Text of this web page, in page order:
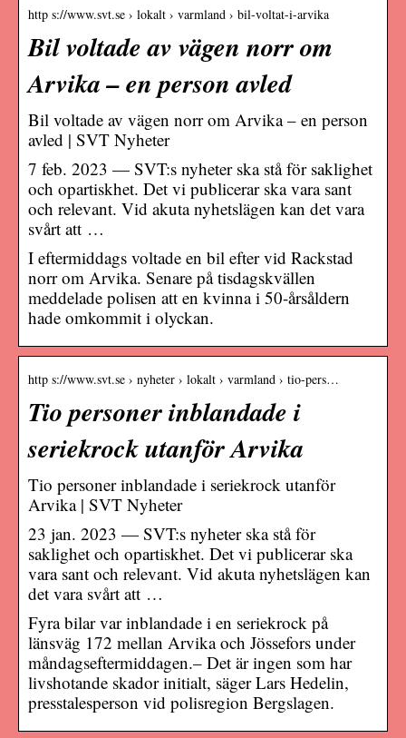
http s://www.svt.se › lokalt › varmland › bil-voltat-i-arvika
Bil voltade av vägen norr om
Arvika – en person avled
Bil voltade av vägen norr om Arvika – en person
avled | SVT Nyheter
7 feb. 2023 — SVT:s nyheter ska stå för saklighet
och opartiskhet. Det vi publicerar ska vara sant
och relevant. Vid akuta nyhetslägen kan det vara
svårt att …
I eftermiddags voltade en bil efter vid Rackstad
norr om Arvika. Senare på tisdagskvällen
meddelade polisen att en kvinna i 50-årsåldern
hade omkommit i olyckan.
http s://www.svt.se › nyheter › lokalt › varmland › tio-pers…
Tio personer inblandade i
seriekrock utanför Arvika
Tio personer inblandade i seriekrock utanför
Arvika | SVT Nyheter
23 jan. 2023 — SVT:s nyheter ska stå för
saklighet och opartiskhet. Det vi publicerar ska
vara sant och relevant. Vid akuta nyhetslägen kan
det vara svårt att …
Fyra bilar var inblandade i en seriekrock på
länsväg 172 mellan Arvika och Jössefors under
måndagseftermiddagen.– Det är ingen som har
livshotande skador initialt, säger Lars Hedelin,
presstalesperson vid polisregion Bergslagen.